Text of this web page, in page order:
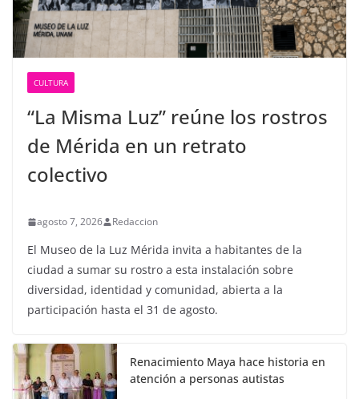
CULTURA
“La Misma Luz” reúne los rostros
de Mérida en un retrato
colectivo
agosto 7, 2026 Redaccion
El Museo de la Luz Mérida invita a habitantes de la
ciudad a sumar su rostro a esta instalación sobre
diversidad, identidad y comunidad, abierta a la
participación hasta el 31 de agosto.
Renacimiento Maya hace historia en
atención a personas autistas